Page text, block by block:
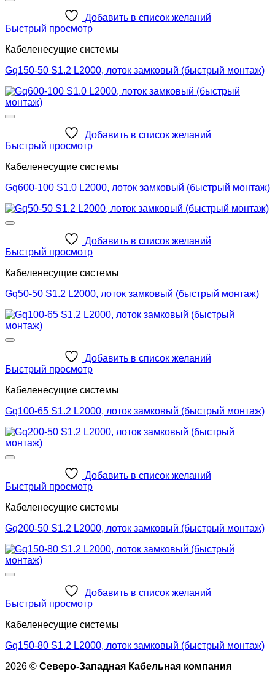
Добавить в список желаний
Быстрый просмотр
Кабеленесущие системы
Gq150-50 S1.2 L2000, лоток замковый (быстрый монтаж)
Добавить в список желаний
Быстрый просмотр
Кабеленесущие системы
Gq600-100 S1.0 L2000, лоток замковый (быстрый монтаж)
Добавить в список желаний
Быстрый просмотр
Кабеленесущие системы
Gq50-50 S1.2 L2000, лоток замковый (быстрый монтаж)
Добавить в список желаний
Быстрый просмотр
Кабеленесущие системы
Gq100-65 S1.2 L2000, лоток замковый (быстрый монтаж)
Добавить в список желаний
Быстрый просмотр
Кабеленесущие системы
Gq200-50 S1.2 L2000, лоток замковый (быстрый монтаж)
Добавить в список желаний
Быстрый просмотр
Кабеленесущие системы
Gq150-80 S1.2 L2000, лоток замковый (быстрый монтаж)
2026 © Северо-Западная Кабельная компания